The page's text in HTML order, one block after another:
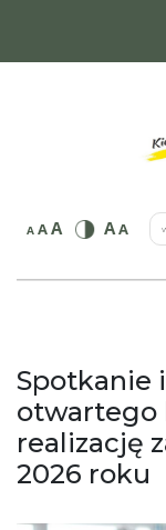
A AA AA
Spotkanie
otwartego
realizację
2026 roku